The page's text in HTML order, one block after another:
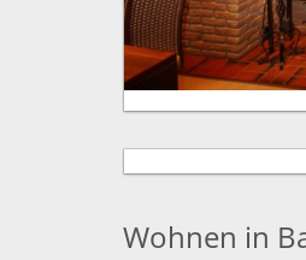
Wohnen in